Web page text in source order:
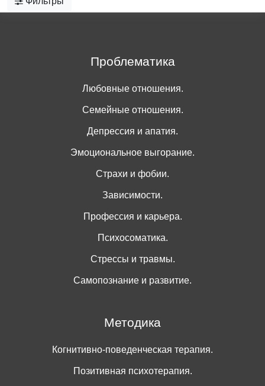
Проблематика
Любовные отношения.
Семейные отношения.
Депрессия и апатия.
Эмоциональное выгорание.
Страхи и фобии.
Зависимости.
Профессия и карьера.
Психосоматика.
Стрессы и травмы.
Самопознание и развитие.
Методика
Когнитивно-поведенческая терапия.
Позитивная психотерапия.